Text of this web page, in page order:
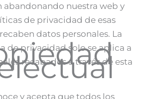
abandonando nuestra web y
de privacidad de esas
datos personales. La
de privacidad solo se aplica a
recabados a través de esta
y acepta que todos los